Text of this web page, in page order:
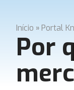
Início »Portal
Por